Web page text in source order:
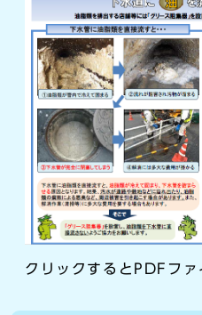
クリックするとPDFフ